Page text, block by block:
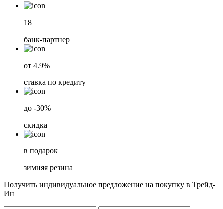
18
банк-партнер
от 4.9%
ставка по кредиту
до -30%
скидка
в подарок
зимняя резина
Получить индивидуальное предложение на покупку в Трейд-
Ин